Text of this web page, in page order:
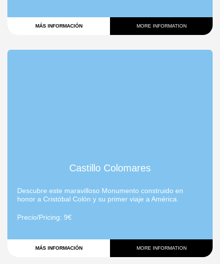
MÁS INFORMACIÓN MORE INFORMATION
Castillo Colomares
Descubre este maravilloso Monumento construido en
honor a Cristóbal Colón y su primer viaje a América.
Precio/Pricing: 9€
MÁS INFORMACIÓN MORE INFORMATION